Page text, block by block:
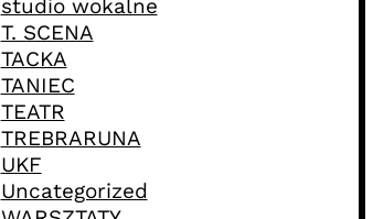
studio wokalne
T. SCENA
TACKA
TANIEC
TEATR
TREBRARUNA
UKF
Uncategorized